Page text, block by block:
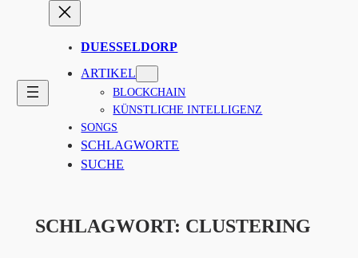
DUESSELDORP
ARTIKEL
BLOCKCHAIN
KÜNSTLICHE INTELLIGENZ
SONGS
SCHLAGWORTE
SUCHE
SCHLAGWORT: CLUSTERING